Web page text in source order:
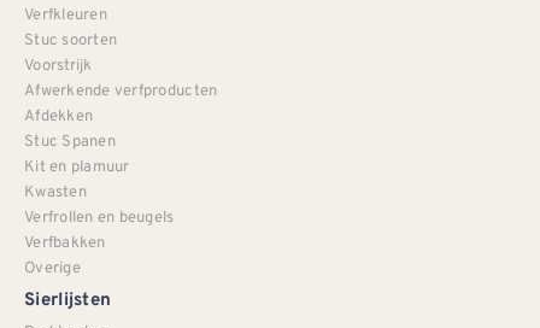
Verfkleuren
Stuc soorten
Voorstrijk
Afwerkende verfproducten
Afdekken
Stuc Spanen
Kit en plamuur
Kwasten
Verfrollen en beugels
Verfbakken
Overige
Sierlijsten